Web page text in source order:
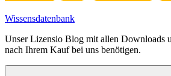
Wissensdatenbank
Unser Lizensio Blog mit allen Downloads
nach Ihrem Kauf bei uns benötigen.